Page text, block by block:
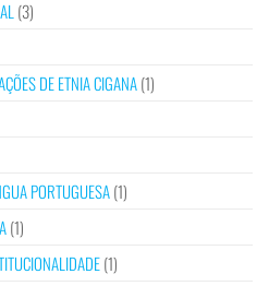
(3)
DE ETNIA CIGANA(1)
PORTUGUESA(1)
(1)
(1)